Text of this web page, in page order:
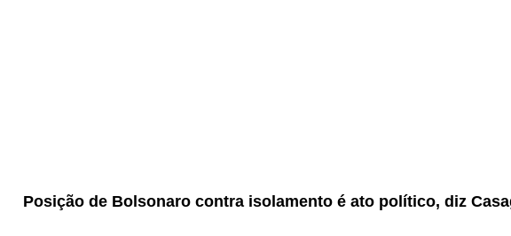
Posição de Bolsonaro contra isolamento é ato político, diz